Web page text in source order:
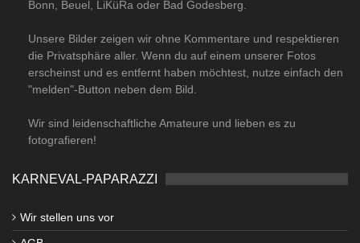
Bonn, Beuel, LiKüRa oder Bad Godesberg.
Unsere Bilder zeigen wir ohne Kommentare und respektieren
die Privatsphäre aller. Wenn du auf einem unserer Fotos
erscheinst und es entfernt haben möchtest, nutze einfach den
"melden"-Button neben dem Bild.
Wir sind leidenschaftliche Amateure und lieben es zu
fotografieren!
KARNEVAL-PAPARAZZI
Wir stellen uns vor